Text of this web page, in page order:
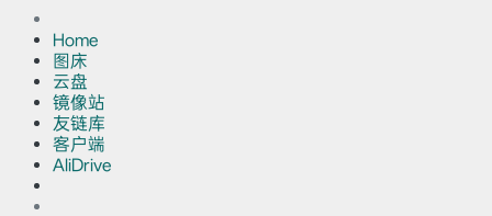
Home
图床
云盘
镜像站
友链库
客户端
AliDrive